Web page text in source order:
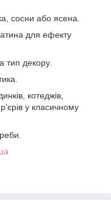
сосни або ясена.
для ефекту
тип декору.
котеджів,
у класичному